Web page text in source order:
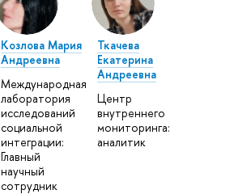
Козлова Мария
Андреевна
Международная
лаборатория
исследований
социальной
интеграции:
Главный
научный
сотрудник
Ткачева
Екатерина
Андреевна
Центр
внутреннего
мониторинга:
аналитик